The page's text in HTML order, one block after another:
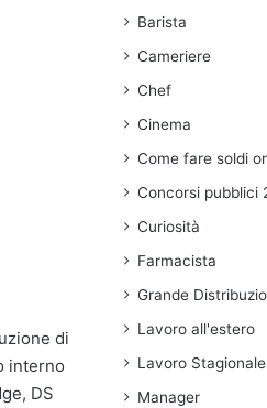
di
interno
DS
Barista
Cameriere
Chef
Cinema
Come fare soldi
Concorsi pubblici
Curiosità
Farmacista
Grande
Lavoro all'estero
Lavoro Stagionale
Manager